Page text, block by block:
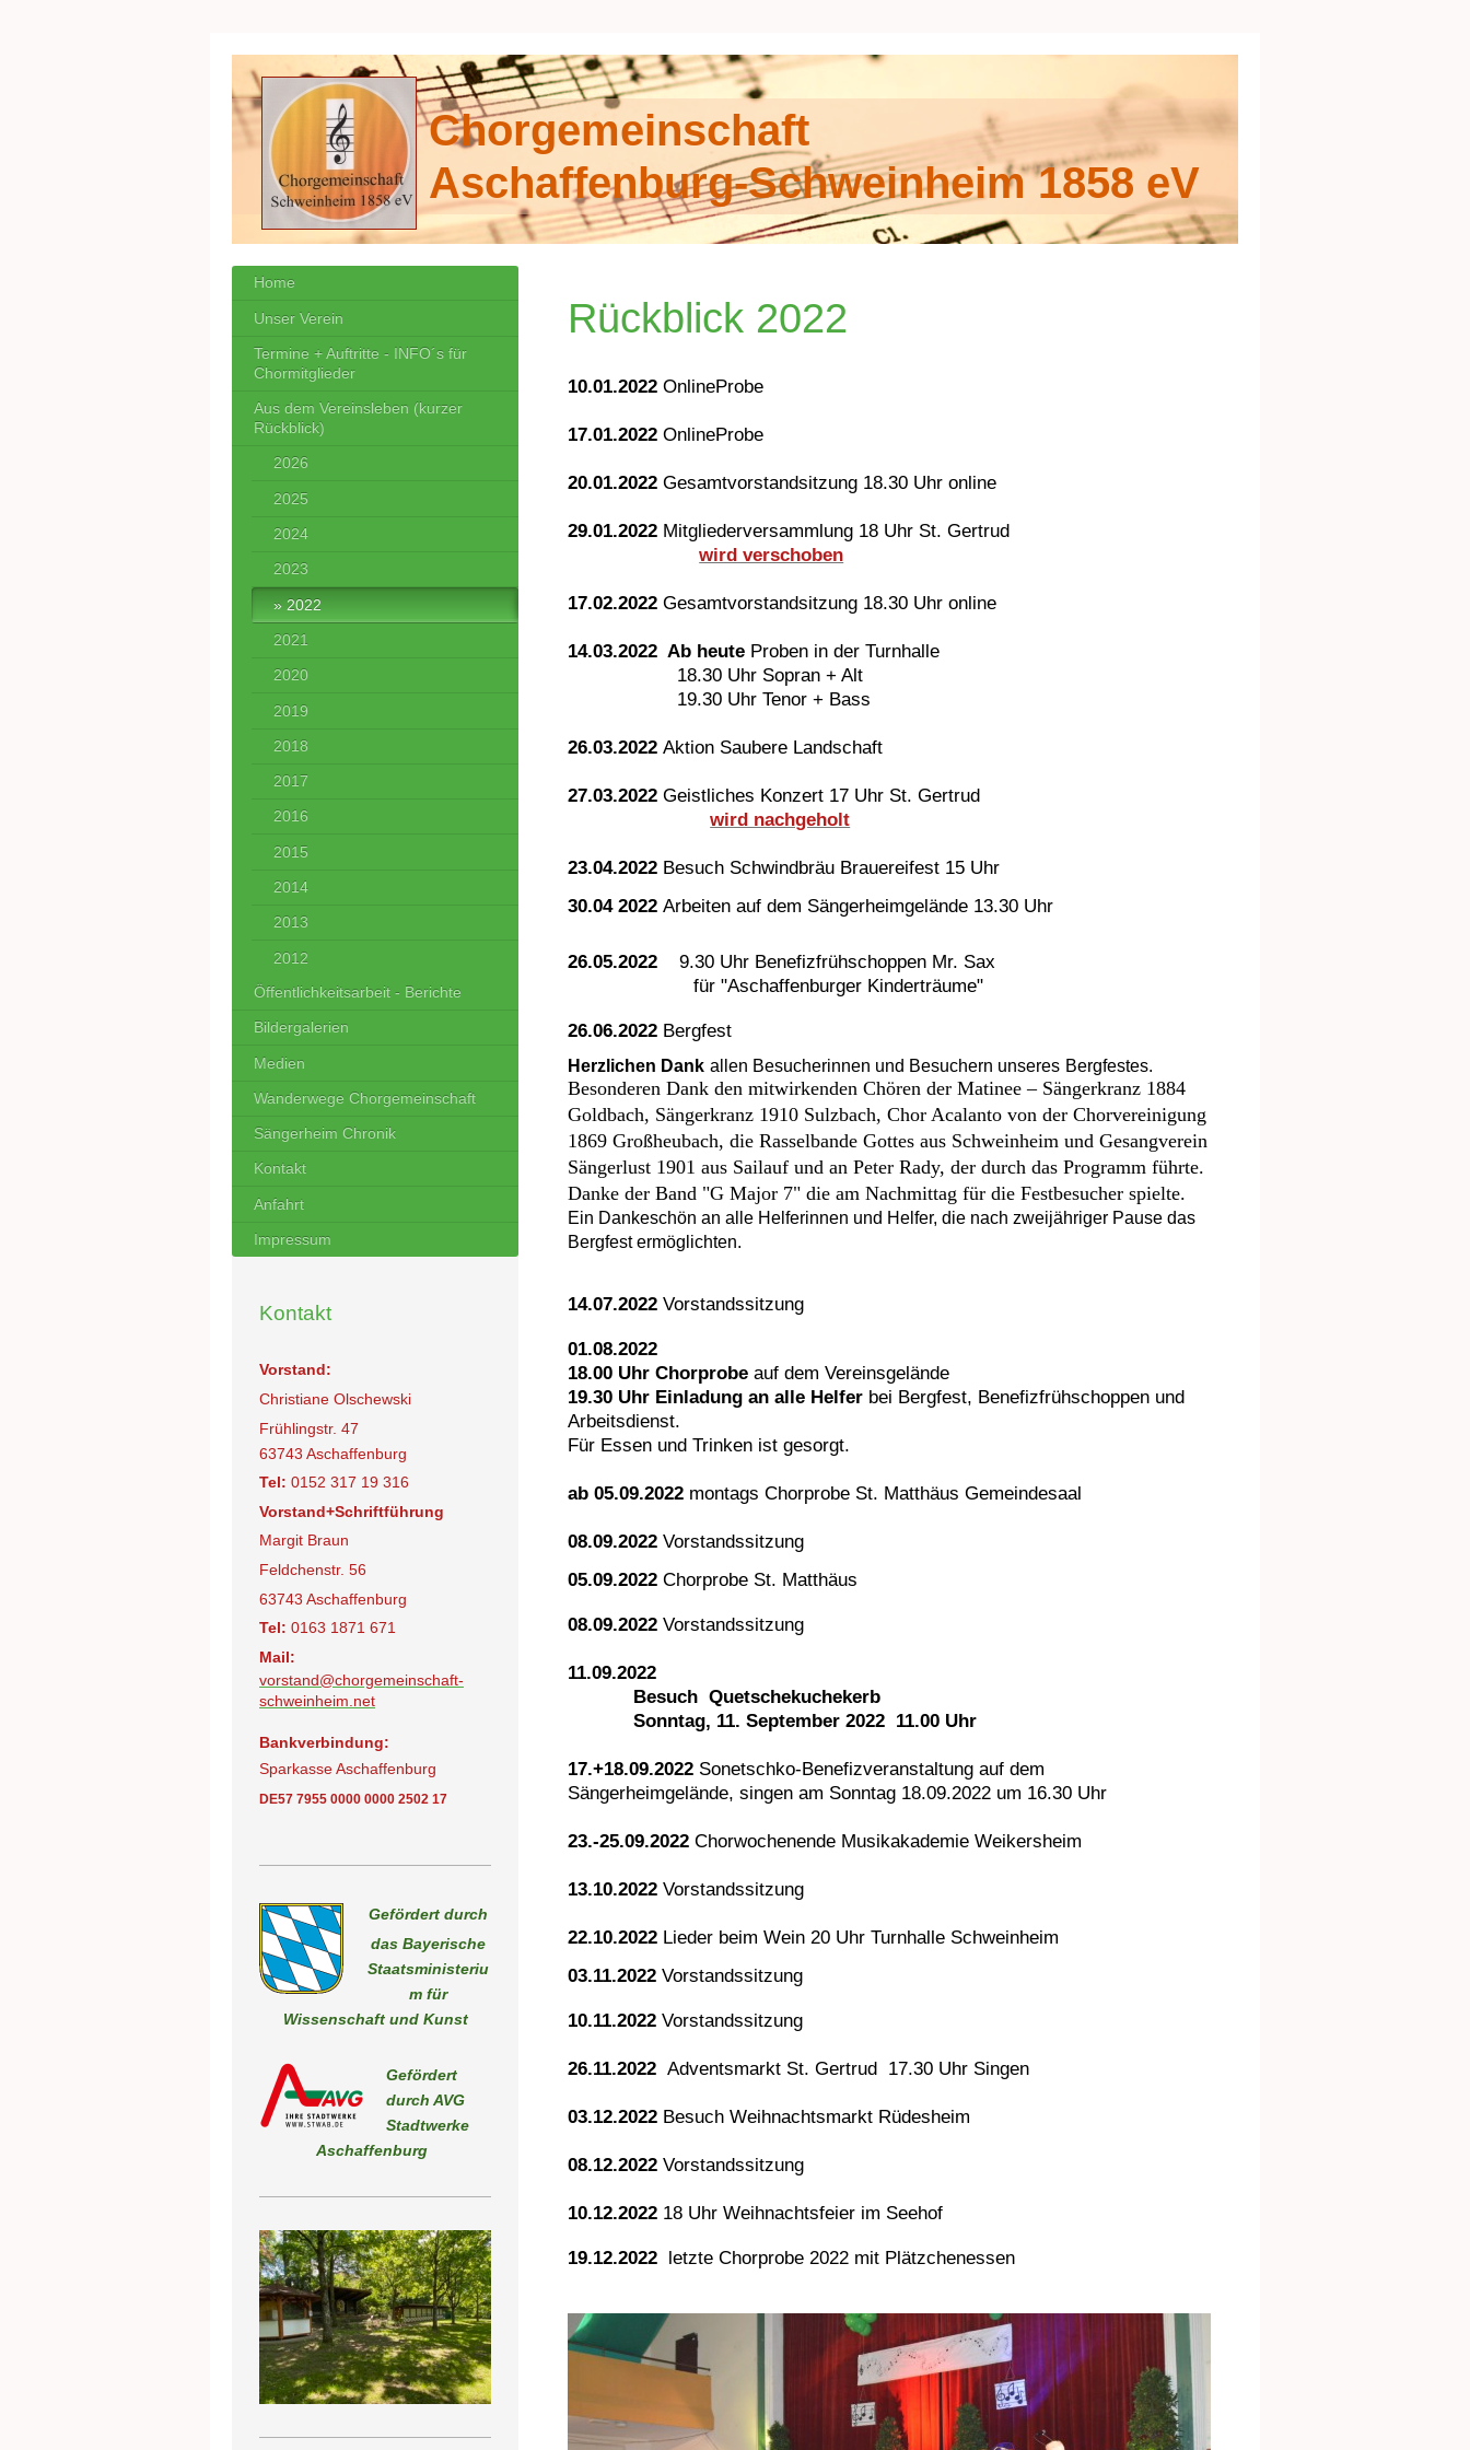
Chorgemeinschaft
Aschaffenburg-Schweinheim 1858 eV
Rückblick 2022
10.01.2022 OnlineProbe
17.01.2022 OnlineProbe
20.01.2022 Gesamtvorstandsitzung 18.30 Uhr online
29.01.2022 Mitgliederversammlung 18 Uhr St. Gertrud
wird verschoben
17.02.2022 Gesamtvorstandsitzung 18.30 Uhr online
14.03.2022 Ab heute Proben in der Turnhalle
18.30 Uhr Sopran + Alt
19.30 Uhr Tenor + Bass
26.03.2022 Aktion Saubere Landschaft
27.03.2022 Geistliches Konzert 17 Uhr St. Gertrud
wird nachgeholt
23.04.2022 Besuch Schwindbräu Brauereifest 15 Uhr
30.04 2022 Arbeiten auf dem Sängerheimgelände 13.30 Uhr
26.05.2022 9.30 Uhr Benefizfrühschoppen Mr. Sax
für "Aschaffenburger Kinderträume"
26.06.2022 Bergfest
Herzlichen Dank allen Besucherinnen und Besuchern unseres Bergfestes.
Besonderen Dank den mitwirkenden Chören der Matinee – Sängerkranz 1884
Goldbach, Sängerkranz 1910 Sulzbach, Chor Acalanto von der Chorvereinigung
1869 Großheubach, die Rasselbande Gottes aus Schweinheim und Gesangverein
Sängerlust 1901 aus Sailauf und an Peter Rady, der durch das Programm führte.
Danke der Band "G Major 7" die am Nachmittag für die Festbesucher spielte.
Ein Dankeschön an alle Helferinnen und Helfer, die nach zweijähriger Pause das
Bergfest ermöglichten.
14.07.2022 Vorstandssitzung
01.08.2022
18.00 Uhr Chorprobe auf dem Vereinsgelände
19.30 Uhr Einladung an alle Helfer bei Bergfest, Benefizfrühschoppen und
Arbeitsdienst.
Für Essen und Trinken ist gesorgt.
ab 05.09.2022 montags Chorprobe St. Matthäus Gemeindesaal
08.09.2022 Vorstandssitzung
05.09.2022 Chorprobe St. Matthäus
08.09.2022 Vorstandssitzung
11.09.2022
Besuch Quetschekuchekerb
Sonntag, 11. September 2022 11.00 Uhr
17.+18.09.2022 Sonetschko-Benefizveranstaltung auf dem
Sängerheimgelände,singen am Sonntag 18.09.2022 um 16.30 Uhr
23.-25.09.2022 Chorwochenende Musikakademie Weikersheim
13.10.2022 Vorstandssitzung
22.10.2022 Lieder beim Wein 20 Uhr Turnhalle Schweinheim
03.11.2022 Vorstandssitzung
10.11.2022 Vorstandssitzung
26.11.2022 Adventsmarkt St. Gertrud 17.30 Uhr Singen
03.12.2022 Besuch Weihnachtsmarkt Rüdesheim
08.12.2022 Vorstandssitzung
10.12.2022 18 Uhr Weihnachtsfeier im Seehof
19.12.2022 letzte Chorprobe 2022 mit Plätzchenessen
Home
Unser Verein
Termine + Auftritte - INFO´s für
Chormitglieder
Aus dem Vereinsleben (kurzer
Rückblick)
2026
2025
2024
2023
2022
2021
2020
2019
2018
2017
2016
2015
2014
2013
2012
Öffentlichkeitsarbeit - Berichte
Bildergalerien
Medien
Wanderwege Chorgemeinschaft
Sängerheim Chronik
Kontakt
Anfahrt
Impressum
Kontakt
Vorstand:
Christiane Olschewski
Frühlingstr. 47
63743 Aschaffenburg
Tel: 0152 317 19 316
Vorstand+Schriftführung
Margit Braun
Feldchenstr. 56
63743 Aschaffenburg
Tel: 0163 1871 671
Mail:
vorstand@chorgemeinschaft-
schweinheim.net
Bankverbindung:
Sparkasse Aschaffenburg
DE57 7955 0000 0000 2502 17
Gefördert durch
das Bayerische
Staatsministeriu
m für
Wissenschaft und Kunst
Gefördert
durch AVG
Stadtwerke
Aschaffenburg